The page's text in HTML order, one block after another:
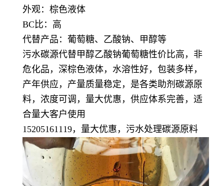
外观：棕色液体
BC比：高
代替产品：葡萄糖、乙酸钠、甲醇等
污水碳源代替甲醇乙酸钠葡萄糖性价比高，非
危化品，深棕色液体，水溶性好，包装多样，
产年供应，产量质量稳定， 是各类助剂碳源原
料，浓度可调，量大优惠，供应体系完善，适
合量大客户使用
15205161119，量大优惠，污水处理碳源原料